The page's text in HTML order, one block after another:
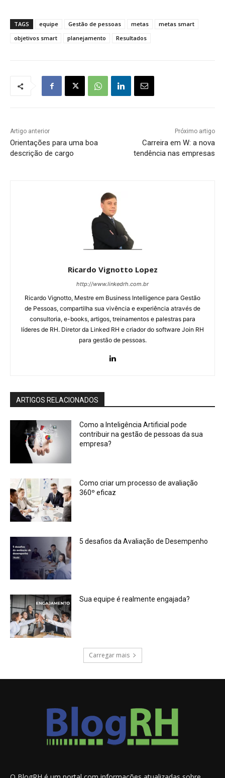
TAGS equipe Gestão de pessoas metas
metas smart
objetivos smart
planejamento Resultados
Artigo anterior
Orientações para uma boa
descrição de cargo
Próximo artigo
Carreira em W: a nova
tendência nas empresas
Ricardo Vignotto Lopez
http://www.linkedrh.com.br
Ricardo Vignotto, Mestre em Business Intelligence para Gestão
de Pessoas, compartilha sua vivência e experiência através de
consultoria, e-books, artigos, treinamentos e palestras para
líderes de RH. Diretor da Linked RH e criador do software Join RH
para gestão de pessoas.
ARTIGOS RELACIONADOS
Como a Inteligência Artificial pode
contribuir na gestão de pessoas da sua
empresa?
Como criar um processo de avaliação
360º eficaz
5 desafios da Avaliação de Desempenho
Sua equipe é realmente engajada?
Carregar mais